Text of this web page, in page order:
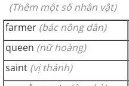
(Thêm một số nhân vật)
farmer (bác nông dân)
queen (nữ hoàng)
saint (vị thánh)